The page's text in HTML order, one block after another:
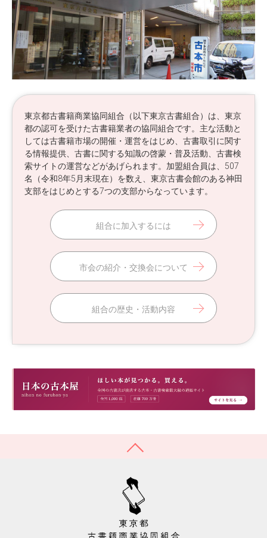
東京都古書籍商業協同組合（以下東京古書組合）は、東京
都の認可を受けた古書籍業者の協同組合です。主な活動と
しては古書籍市場の開催・運営をはじめ、古書取引に関す
る情報提供、古書に関する知識の啓蒙・普及活動、古書検
索サイトの運営などがあげられます。加盟組合員は、507
名（令和8年5月末現在）を数え、東京古書会館のある神田
支部をはじめとする7つの支部からなっています。
組合に加入するには
市会の紹介・交換会について
組合の歴史・活動内容